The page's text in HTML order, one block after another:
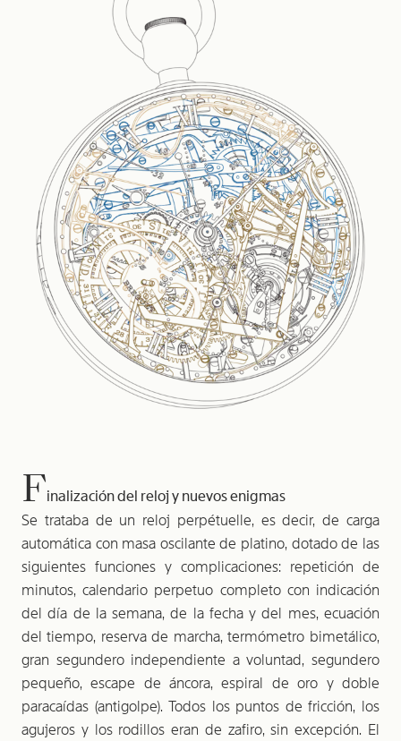
Finalización del reloj y nuevos enigmas
Se trataba de un reloj perpétuelle, es decir, de carga
automática con masa oscilante de platino, dotado de las
siguientes funciones y complicaciones: repetición de
minutos, calendario perpetuo completo con indicación
del día de la semana, de la fecha y del mes, ecuación
del tiempo, reserva de marcha, termómetro bimetálico,
gran segundero independiente a voluntad, segundero
pequeño, escape de áncora, espiral de oro y doble
paracaídas (antigolpe). Todos los puntos de fricción, los
agujeros y los rodillos eran de zafiro, sin excepción. El